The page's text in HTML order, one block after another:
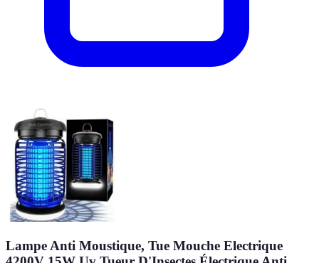
Lampe Anti Moustique, Tue Mouche Electrique